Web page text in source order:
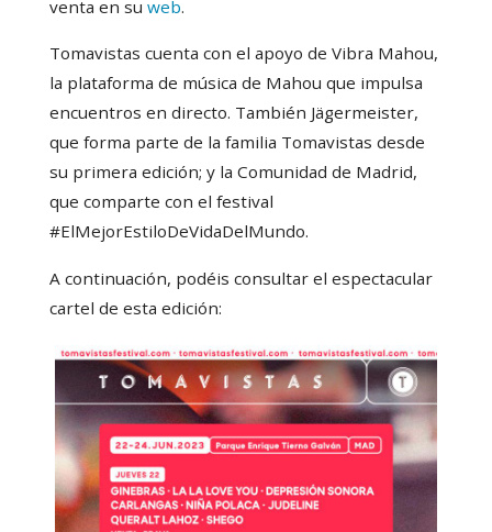
venta en su web.
Tomavistas cuenta con el apoyo de Vibra Mahou,
la plataforma de música de Mahou que impulsa
encuentros en directo. También Jägermeister,
que forma parte de la familia Tomavistas desde
su primera edición; y la Comunidad de Madrid,
que comparte con el festival
#ElMejorEstiloDeVidaDelMundo.
A continuación, podéis consultar el espectacular
cartel de esta edición: